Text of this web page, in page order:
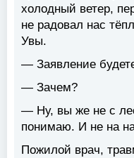
холодный ветер,
не радовал нас
Увы.
— Заявление
— Зачем?
— Ну, вы же не с
понимаю. И не на
Пожилой врач,